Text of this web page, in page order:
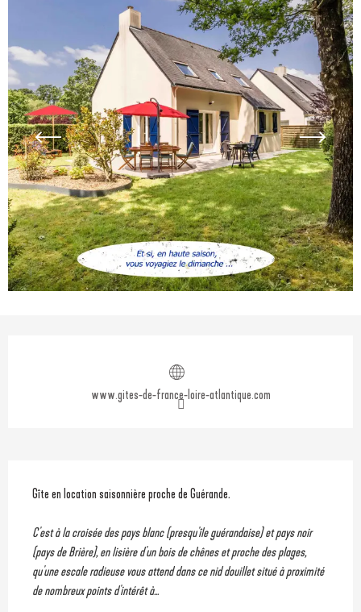
Ouverture et coordonnées
www.gites-de-france-loire-atlantique.com
Description
Gîte en location saisonnière proche de Guérande.
C'est à la croisée des pays blanc (presqu'île guérandaise) et pays noir
(pays de Brière), en lisière d'un bois de chênes et proche des plages,
qu'une escale radieuse vous attend dans ce nid douillet situé à proximité
de nombreux points d'intérêt à...